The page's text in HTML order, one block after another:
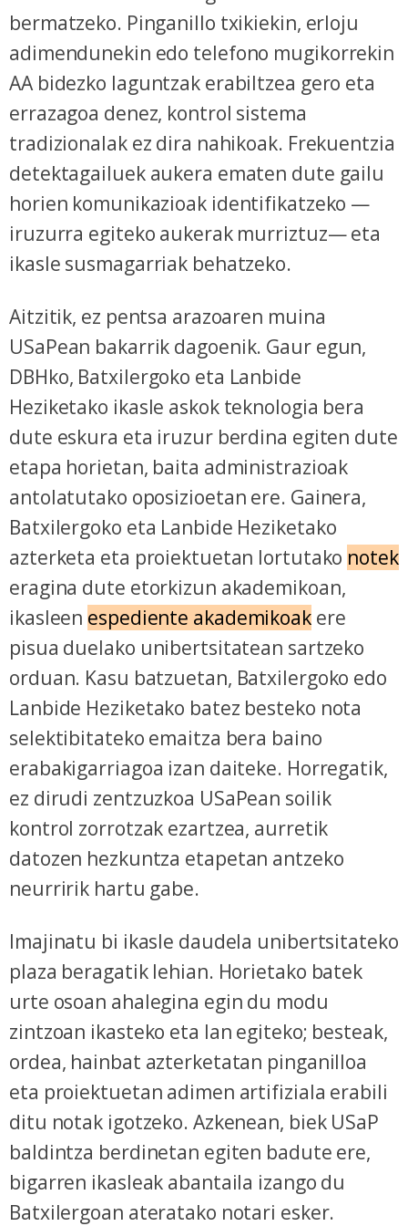
bermatzeko. Pinganillo txikiekin, erloju
adimendunekin edo telefono mugikorrekin
AA bidezko laguntzak erabiltzea gero eta
errazagoa denez, kontrol sistema
tradizionalak ez dira nahikoak. Frekuentzia
detektagailuek aukera ematen dute gailu
horien komunikazioak identifikatzeko —
iruzurra egiteko aukerak murriztuz— eta
ikasle susmagarriak behatzeko.
Aitzitik, ez pentsa arazoaren muina
USaPean bakarrik dagoenik. Gaur egun,
DBHko, Batxilergoko eta Lanbide
Heziketako ikasle askok teknologia bera
dute eskura eta iruzur berdina egiten dute
etapa horietan, baita administrazioak
antolatutako oposizioetan ere. Gainera,
Batxilergoko eta Lanbide Heziketako
azterketa eta proiektuetan lortutako notek
eragina dute etorkizun akademikoan,
ikasleen espediente akademikoakere
pisua duelako unibertsitatean sartzeko
orduan. Kasu batzuetan, Batxilergoko edo
Lanbide Heziketako batez besteko nota
selektibitateko emaitza bera baino
erabakigarriagoa izan daiteke. Horregatik,
ez dirudi zentzuzkoa USaPean soilik
kontrol zorrotzak ezartzea, aurretik
datozen hezkuntza etapetan antzeko
neurririk hartu gabe.
Imajinatu bi ikasle daudela unibertsitateko
plaza beragatik lehian. Horietako batek
urte osoan ahalegina egin du modu
zintzoan ikasteko eta lan egiteko; besteak,
ordea, hainbat azterketatan pinganilloa
eta proiektuetan adimen artifiziala erabili
ditu notak igotzeko. Azkenean, biek USaP
baldintza berdinetan egiten badute ere,
bigarren ikasleak abantaila izango du
Batxilergoan ateratako notari esker.